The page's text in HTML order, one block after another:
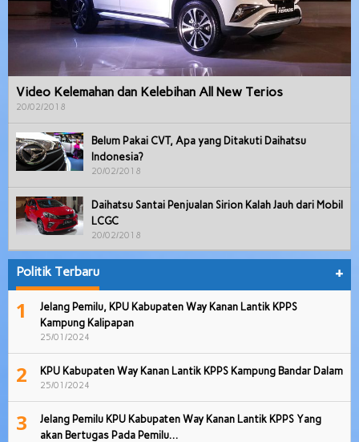
Video Kelemahan dan Kelebihan All New Terios
20/02/2018
Belum Pakai CVT, Apa yang Ditakuti Daihatsu
Indonesia?
20/02/2018
Daihatsu Santai Penjualan Sirion Kalah Jauh dari Mobil
LCGC
20/02/2018
Politik Terbaru +
1
Jelang Pemilu, KPU Kabupaten Way Kanan Lantik KPPS
Kampung Kalipapan
25/01/2024
2 KPU Kabupaten Way Kanan Lantik KPPS Kampung Bandar Dalam
25/01/2024
3
Jelang Pemilu KPU Kabupaten Way Kanan Lantik KPPS Yang
akan Bertugas Pada Pemilu…